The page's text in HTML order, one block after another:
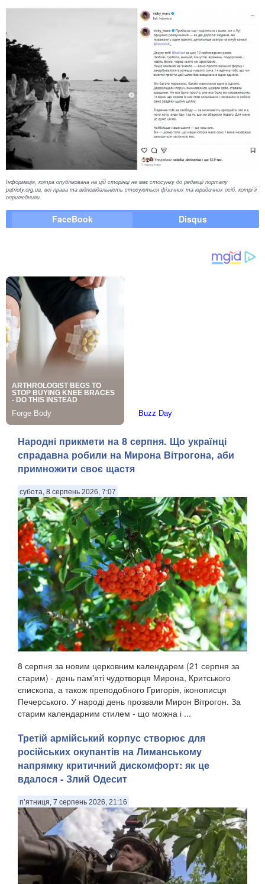
Інформація, котра опублікована на цій сторінці не має стосунку до редакції порталу
patrioty.org.ua, всі права та відповідальність стосуються фізичних та юридичних осіб, котрі її
оприлюднили.
FaceBook Disqus
Народні прикмети на 8 серпня. Що українці
спрадавна робили на Мирона Вітрогона, аби
примножити своє щастя
субота, 8 серпень 2026, 7:07
8 серпня за новим церковним календарем (21 серпня за
старим) - день пам'яті чудотворця Мирона, Критського
єпископа, а також преподобного Григорія, іконописця
Печерського. У народі день прозвали Мирон Вітрогон. За
старим календарним стилем - що можна і ...
Третій армійський корпус створює для
російських окупантів на Лиманському
напрямку критичний дискомфорт: як це
вдалося - Злий Одесит
п’ятниця, 7 серпень 2026, 21:16